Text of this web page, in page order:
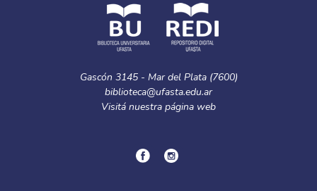
Gascón 3145 - Mar del Plata (7600)
biblioteca@ufasta.edu.ar
Visitá nuestra página web